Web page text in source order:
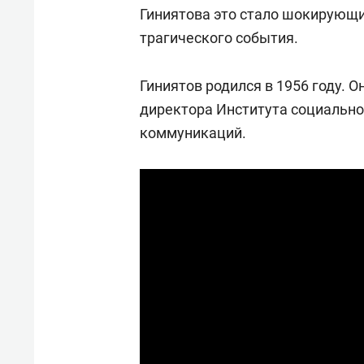
Гиниятова это стало
трагического события.
Гиниятов родился в 1956 году.
директора Института
коммуникаций.